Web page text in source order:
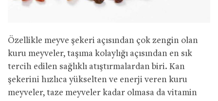
Özellikle meyve şekeri açısından çok zengin olan
kuru meyveler, taşıma kolaylığı açısından en sık
tercih edilen sağlıklı atıştırmalardan biri. Kan
şekerini hızlıca yükselten ve enerji veren kuru
meyveler, taze meyveler kadar olmasa da vitamin